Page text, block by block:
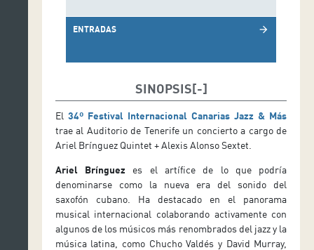
ENTRADAS arrow_forward
SINOPSIS
El 34º Festival Internacional Canarias Jazz & Más
trae al Auditorio de Tenerife un concierto a cargo de
Ariel Brínguez Quintet + Alexis Alonso Sextet.
Ariel Brínguez es el artífice de lo que podría
denominarse como la nueva era del sonido del
saxofón cubano. Ha destacado en el panorama
musical internacional colaborando activamente con
algunos de los músicos más renombrados del jazz y la
música latina, como Chucho Valdés y David Murray,